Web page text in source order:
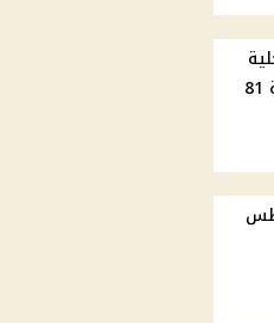
تنفذ بـ11 محافظة ..إحالة 81